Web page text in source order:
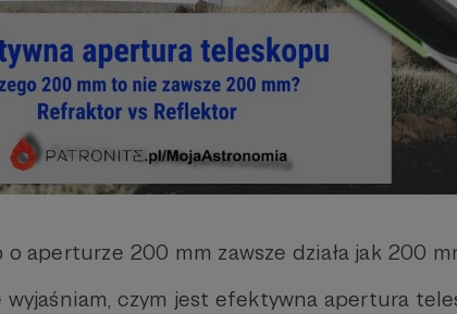
o aperturze 200 mm zawsze działa jak 200
czym jest efektywna apertura